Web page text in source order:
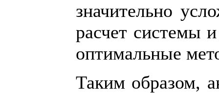
значительно
расчет системы
оптимальные
Таким образом,